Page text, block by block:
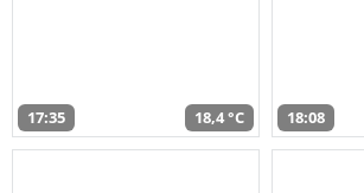
17:35 18,4 °C 18:08